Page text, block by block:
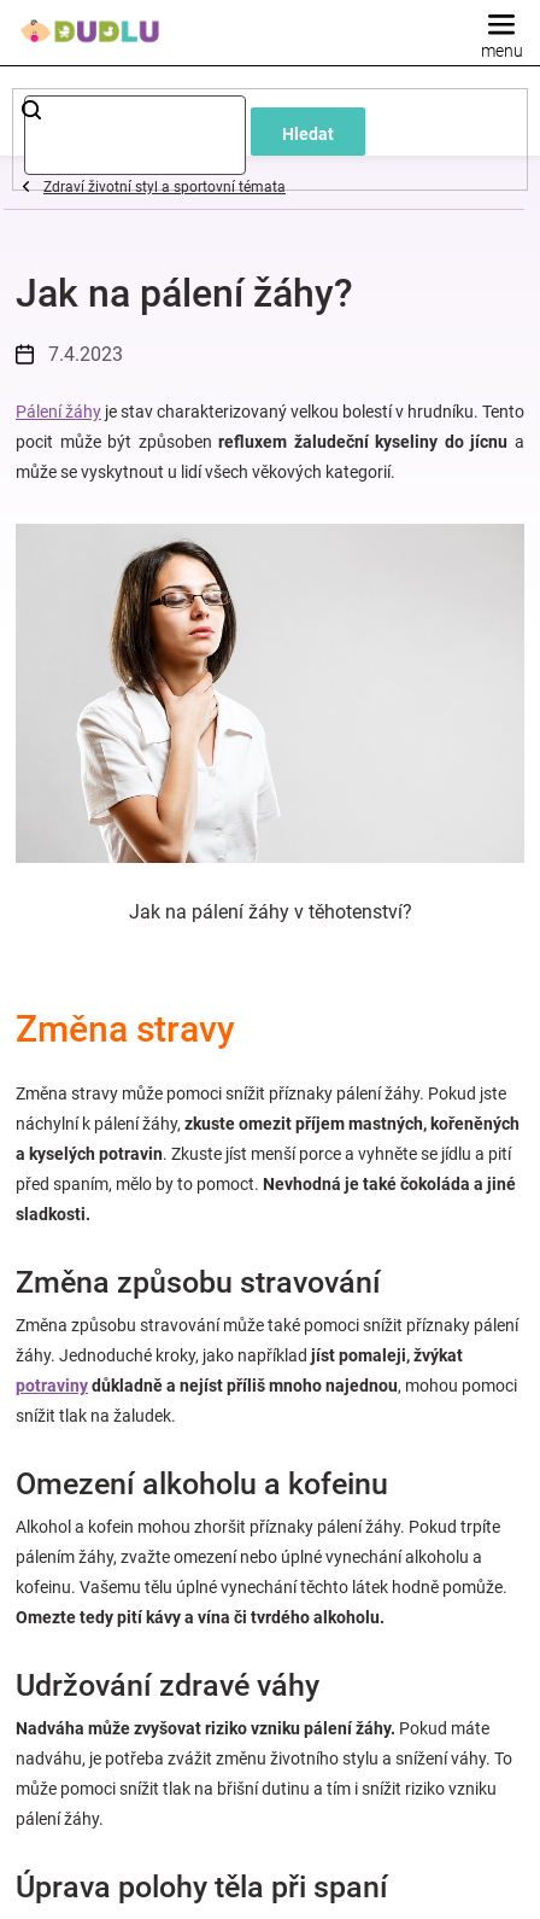
Hledat
Dětské
a
oblečení
Pokojíček
a
kojenecká
zábava
Novinky
Značky
Blog
Přihlášení
Zdraví životní styl a sportovní témata
Jak na pálení žáhy?
7.4.2023
Pálení žáhy je stav charakterizovaný velkou bolestí v hrudníku. Tento
pocit může být způsobenrefluxem žaludeční kyseliny do jícnu a
může se vyskytnout u lidí všech věkových kategorií.
Jak na pálení žáhy v těhotenství?
Změna stravy
Změna stravy může pomoci snížit příznaky pálení žáhy. Pokud jste
náchylní k pálení žáhy, zkuste omezit příjem mastných, kořeněných
a kyselých potravin. Zkuste jíst menší porce a vyhněte se jídlu a pití
před spaním, mělo by to pomoct. Nevhodná je také čokoláda a jiné
sladkosti.
Změna způsobu stravování
Změna způsobu stravování může také pomoci snížit příznaky pálení
žáhy. Jednoduché kroky, jako například jíst pomaleji, žvýkat
potravinydůkladně a nejíst příliš mnoho najednou, mohou pomoci
snížit tlak na žaludek.
Omezení alkoholu a kofeinu
Alkohol a kofein mohou zhoršit příznaky pálení žáhy. Pokud trpíte
pálením žáhy, zvažte omezení nebo úplné vynechání alkoholu a
kofeinu. Vašemu tělu úplné vynechání těchto látek hodně pomůže.
Omezte tedy pití kávy a vína či tvrdého alkoholu.
Udržování zdravé váhy
Nadváha může zvyšovat riziko vzniku pálení žáhy. Pokud máte
nadváhu, je potřeba zvážit změnu životního stylu a snížení váhy. To
může pomoci snížit tlak na břišní dutinu a tím i snížit riziko vzniku
pálení žáhy.
Úprava polohy těla při spaní